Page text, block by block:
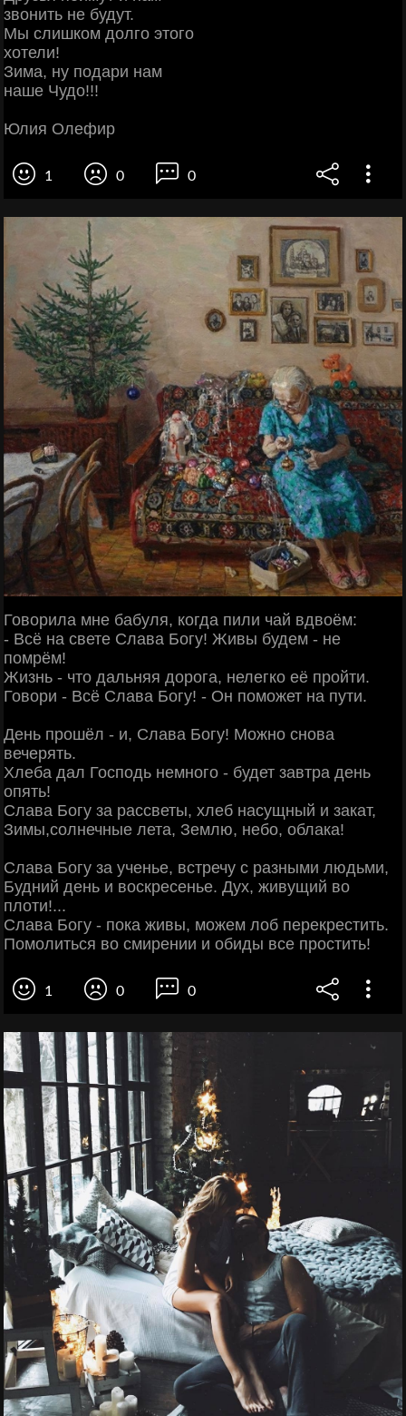
звонить не будут.
Мы слишком долго этого
хотели!
Зима, ну подари нам
наше Чудо!!!
Юлия Олефир
1 0 0
Говорила мне бабуля, когда пили чай вдвоём:
- Всё на свете Слава Богу! Живы будем - не
помрём!
Жизнь - что дальняя дорога, нелегко её пройти.
Говори - Всё Слава Богу! - Он поможет на пути.
День прошёл - и, Слава Богу! Можно снова
вечерять.
Хлеба дал Господь немного - будет завтра день
опять!
Слава Богу за рассветы, хлеб насущный и закат,
Зимы,солнечные лета, Землю, небо, облака!
Слава Богу за ученье, встречу с разными людьми,
Будний день и воскресенье. Дух, живущий во
плоти!...
Слава Богу - пока живы, можем лоб перекрестить.
Помолиться во смирении и обиды все простить!
1 0 0